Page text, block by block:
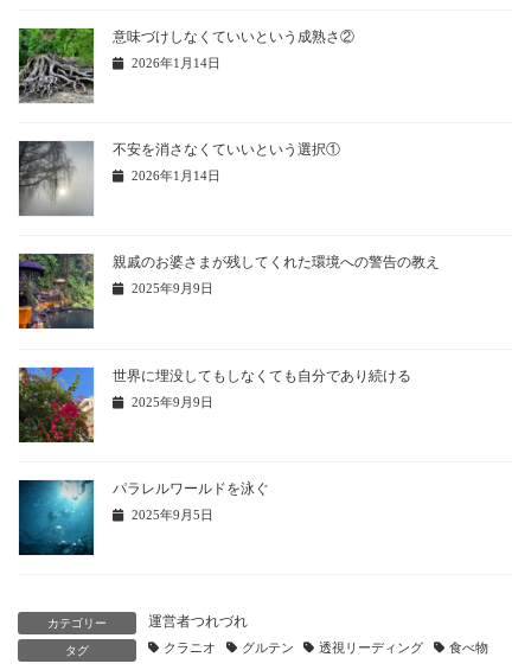
意味づけしなくていいという成熟さ②
2026年1月14日
不安を消さなくていいという選択①
2026年1月14日
親戚のお婆さまが残してくれた環境への警告の教え
2025年9月9日
世界に埋没してもしなくても自分であり続ける
2025年9月9日
パラレルワールドを泳ぐ
2025年9月5日
カテゴリー 運営者つれづれ
タグ クラニオ グルテン 透視リーディング 食べ物